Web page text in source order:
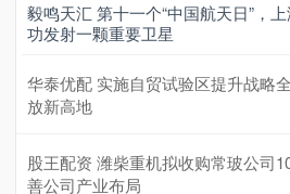
毅鸣天汇 第十一个“中国航天日”，
功发射一颗重要卫星
华泰优配 实施自贸试验区提升战略
放新高地
股王配资 潍柴重机拟收购常玻公司
善公司产业布局